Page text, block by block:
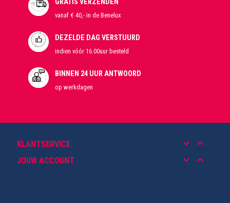
vanaf € 40,- in de Benelux
DEZELDE DAG VERSTUURD
indien vóór 16.00uur besteld
BINNEN 24 UUR ANTWOORD
op werkdagen
KLANTSERVICE keyboard_arrow_down keyboard_arrow_up
JOUW ACCOUNT keyboard_arrow_down keyboard_arrow_up